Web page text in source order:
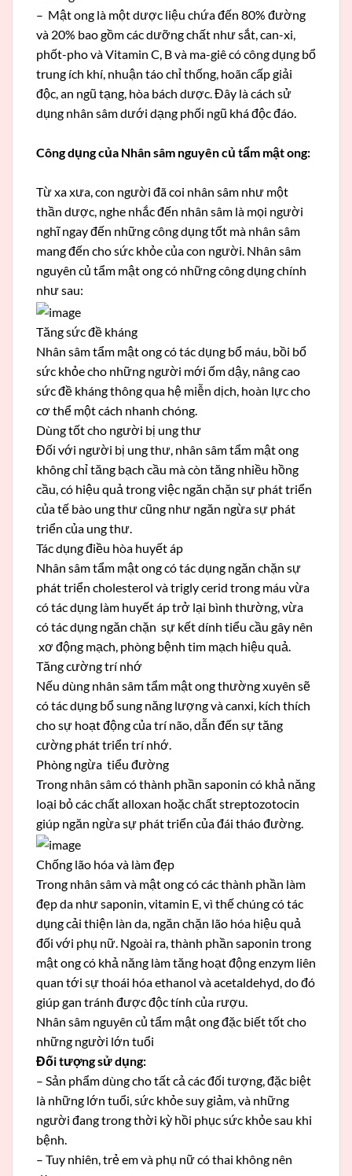
– Mật ong là một dược liệu chứa đến 80% đường
và 20% bao gồm các dưỡng chất như sắt, can-xi,
phốt-pho và Vitamin C, B và ma-giê có công dụng bổ
trung ích khí, nhuận táo chỉ thống, hoãn cấp giải
độc, an ngũ tạng, hòa bách dược. Đây là cách sử
dụng nhân sâm dưới dạng phối ngũ khá độc đáo.
Công dụng của Nhân sâm nguyên củ tẩm mật ong:
Từ xa xưa, con người đã coi nhân sâm như một
thần dược, nghe nhắc đến nhân sâm là mọi người
nghĩ ngay đến những công dụng tốt mà nhân sâm
mang đến cho sức khỏe của con người. Nhân sâm
nguyên củ tẩm mật ong có những công dụng chính
như sau:
Tăng sức đề kháng
Nhân sâm tẩm mật ong có tác dụng bổ máu, bồi bổ
sức khỏe cho những người mới ốm dậy, nâng cao
sức đề kháng thông qua hệ miễn dịch, hoàn lực cho
cơ thể một cách nhanh chóng.
Dùng tốt cho người bị ung thư
Đối với người bị ung thư, nhân sâm tẩm mật ong
không chỉ tăng bạch cầu mà còn tăng nhiều hồng
cầu, có hiệu quả trong việc ngăn chặn sự phát triển
của tế bào ung thư cũng như ngăn ngừa sự phát
triển của ung thư.
Tác dụng điều hòa huyết áp
Nhân sâm tẩm mật ong có tác dụng ngăn chặn sự
phát triển cholesterol và trigly cerid trong máu vừa
có tác dụng làm huyết áp trở lại bình thường, vừa
có tác dụng ngăn chặn sự kết dính tiểu cầu gây nên
xơ động mạch, phòng bệnh tim mạch hiệu quả.
Tăng cường trí nhớ
Nếu dùng nhân sâm tẩm mật ong thường xuyên sẽ
có tác dụng bổ sung năng lượng và canxi, kích thích
cho sự hoạt động của trí não, dẫn đến sự tăng
cường phát triển trí nhớ.
Phòng ngừa tiểu đường
Trong nhân sâm có thành phần saponin có khả năng
loại bỏ các chất alloxan hoặc chất streptozotocin
giúp ngăn ngừa sự phát triển của đái tháo đường.
Chống lão hóa và làm đẹp
Trong nhân sâm và mật ong có các thành phần làm
đẹp da như saponin, vitamin E, vì thế chúng có tác
dụng cải thiện làn da, ngăn chặn lão hóa hiệu quả
đối với phụ nữ. Ngoài ra, thành phần saponin trong
mật ong có khả năng làm tăng hoạt động enzym liên
quan tới sự thoái hóa ethanol và acetaldehyd, do đó
giúp gan tránh được độc tính của rượu.
Nhân sâm nguyên củ tẩm mật ong đặc biết tốt cho
những người lớn tuổi
Đối tượng sử dụng:
– Sản phẩm dùng cho tất cả các đối tượng, đặc biệt
là những lớn tuổi, sức khỏe suy giảm, và những
người đang trong thời kỳ hồi phục sức khỏe sau khi
bệnh.
– Tuy nhiên, trẻ em và phụ nữ có thai không nên